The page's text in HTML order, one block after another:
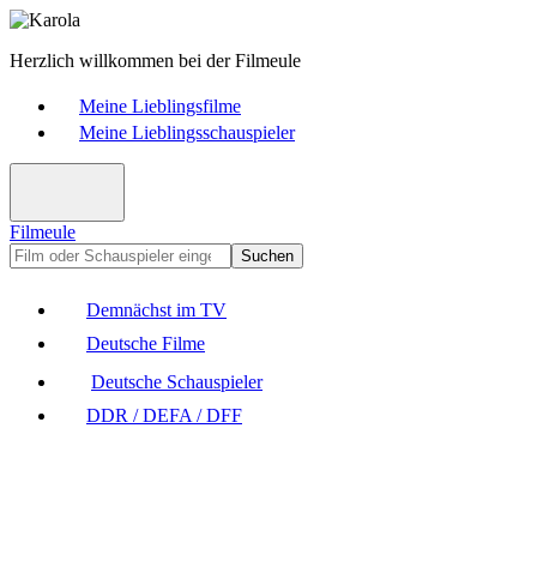
Herzlich willkommen bei der Filmeule
Meine Lieblingsfilme
Meine Lieblingsschauspieler
Filmeule
Suchen
Demnächst im TV
Deutsche Filme
Deutsche Schauspieler
DDR / DEFA / DFF